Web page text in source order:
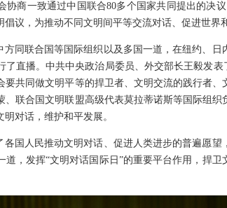
协商一致通过中国联合80多个国家共同提出的决
议，为推动不同文明间平等交流对话、促进世界
方同联合国等国际组织以及多国一道，在纽约、
直播。中共中央政治局委员、外交部长王毅发
要共同做文明平等的捍卫者、文明交流的践行者
、联合国文明联盟高级代表莫拉蒂诺斯等国际组
对话，维护和平发展。
各国人民推动文明对话、促进人类进步的普遍愿
道，发挥“文明对话国际日”的重要平台作用，捍